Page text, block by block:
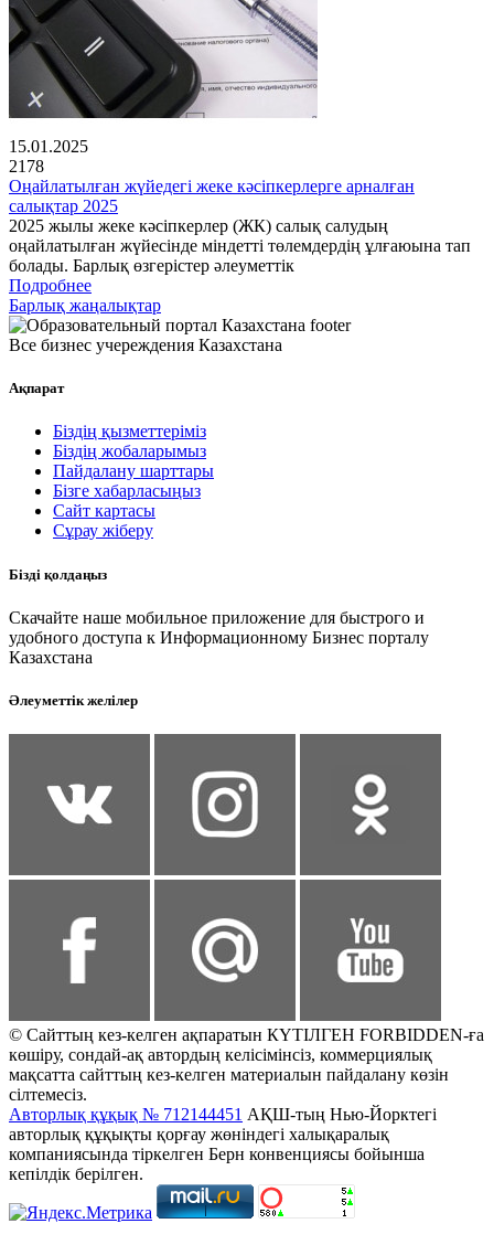
15.01.2025
2178
Оңайлатылған жүйедегі жеке кәсіпкерлерге арналған
салықтар 2025
2025 жылы жеке кәсіпкерлер (ЖК) салық салудың
оңайлатылған жүйесінде міндетті төлемдердің ұлғаюына тап
болады. Барлық өзгерістер әлеуметтік
Подробнее
Барлық жаңалықтар
Все бизнес учереждения Казахстана
Ақпарат
Біздің қызметтеріміз
Біздің жобаларымыз
Пайдалану шарттары
Бізге хабарласыңыз
Сайт картасы
Сұрау жіберу
Бізді қолдаңыз
Скачайте наше мобильное приложение для быстрого и
удобного доступа к Информационному Бизнес порталу
Казахстана
Әлеуметтік желілер
© Сайттың кез-келген ақпаратын КҮТІЛГЕН FORBIDDEN-ға
көшіру, сондай-ақ автордың келісімінсіз, коммерциялық
мақсатта сайттың кез-келген материалын пайдалану көзін
сілтемесіз.
Авторлық құқық № 712144451 АҚШ-тың Нью-Йорктегі
авторлық құқықты қорғау жөніндегі халықаралық
компаниясында тіркелген Берн конвенциясы бойынша
кепілдік берілген.